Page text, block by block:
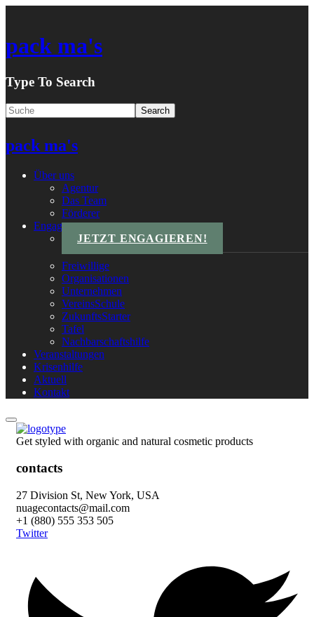
pack ma's
Type To Search
pack ma's
Über uns
Agentur
Das Team
Förderer
Engagements
JETZT ENGAGIEREN!
Freiwillige
Organisationen
Unternehmen
VereinsSchule
ZukunftsStarter
Tafel
Nachbarschaftshilfe
Veranstaltungen
Krisenhilfe
Aktuell
Kontakt
Get styled with organic and natural cosmetic products
contacts
27 Division St, New York, USA
nuagecontacts@mail.com
+1 (880) 555 353 505
Twitter